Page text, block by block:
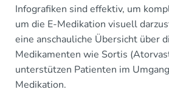
Infografiken sind effektiv, um
um die E-Medikation visuell
eine anschauliche Übersicht über
Medikamenten wie Sortis
unterstützen Patienten im
Medikation.